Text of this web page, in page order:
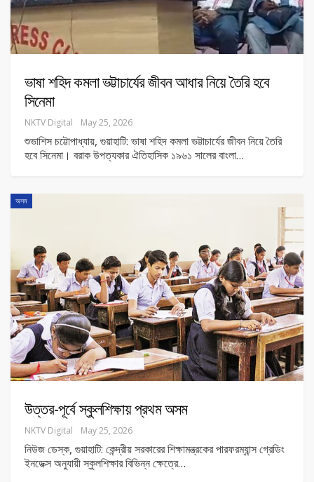
ভাষা শহিদ কমলা ভট্টাচার্যের জীবন আধার নিয়ে তৈরি হবে
সিনেমা
NKTV Digital May 25, 2026
শুভাশিস চট্টোপাধ্যায়, গুয়াহাটি: ভাষা শহিদ কমলা ভট্টাচার্যের জীবন নিয়ে তৈরি
হবে সিনেমা। বরাক উপত্যকার ঐতিহাসিক ১৯৬১ সালের বাংলা…
অসম
উত্তর-পূর্বে স্কুলশিক্ষায় প্রথম অসম
NKTV Digital May 25, 2026
নিউজ ডেস্ক, গুয়াহাটি: কেন্দ্রীয় সরকারের শিক্ষামন্ত্রকের পারফরম্যান্স গ্রেডিং
ইনডেক্স অনুযায়ী স্কুলশিক্ষার বিভিন্ন ক্ষেত্রে…